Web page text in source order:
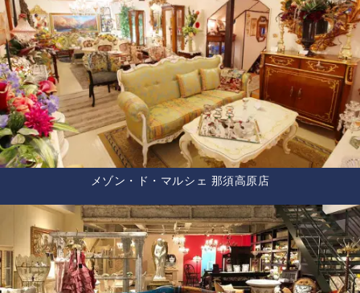
メゾン・ド・マルシェ 那須高原店